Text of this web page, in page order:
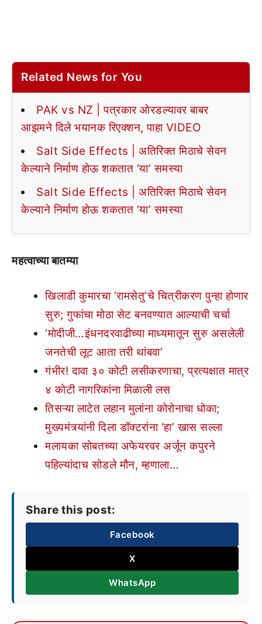
Related News for You
PAK vs NZ | पत्रकार ओरडल्यावर बाबर
आझमने दिले भयानक रिएक्शन, पाहा VIDEO
Salt Side Effects | अतिरिक्त मिठाचे सेवन
केल्याने निर्माण होऊ शकतात ‘या’ समस्या
Salt Side Effects | अतिरिक्त मिठाचे सेवन
केल्याने निर्माण होऊ शकतात ‘या’ समस्या
महत्वाच्या बातम्या
खिलाडी कुमारचा ‘रामसेतु’चे चित्रीकरण पुन्हा होणार
सुरु; गुफांचा मोठा सेट बनवण्यात आल्याची चर्चा
‘मोदीजी…इंधनदरवाढीच्या माध्यमातून सुरु असलेली
जनतेची लूट आता तरी थांबवा’
गंभीर! दावा ३० कोटी लसीकरणाचा, प्रत्यक्षात मात्र
४ कोटी नागरिकांना मिळाली लस
तिसऱ्या लाटेत लहान मुलांना कोरोनाचा धोका;
मुख्यमंत्र्यांनी दिला डॉक्टरांना ‘हा’ खास सल्ला
मलायका सोबतच्या अफेयरवर अर्जून कपुरने
पहिल्यांदाच सोडले मौन, म्हणाला…
Share this post:
Facebook
X
WhatsApp